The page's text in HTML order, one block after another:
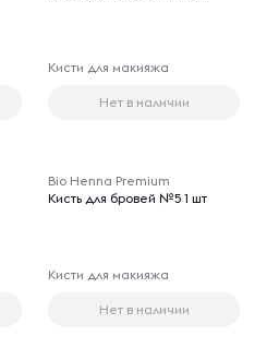
Кисти для макияжа
Нет в наличии
Bio Henna Premium
Кисть для бровей №5 1 шт
Кисти для макияжа
Нет в наличии